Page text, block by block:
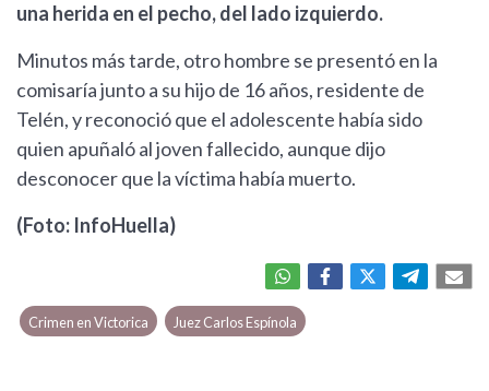
una herida en el pecho, del lado izquierdo.
Minutos más tarde, otro hombre se presentó en la
comisaría junto a su hijo de 16 años, residente de
Telén, y reconoció que el adolescente había sido
quien apuñaló al joven fallecido, aunque dijo
desconocer que la víctima había muerto.
(Foto: InfoHuella)
Crimen en Victorica Juez Carlos Espínola